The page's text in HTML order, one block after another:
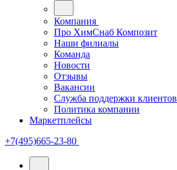
Компания
Про ХимСнаб Композит
Наши филиалы
Команда
Новости
Отзывы
Вакансии
Служба поддержки клиентов
Политика компании
Маркетплейсы
+7(495)665-23-80